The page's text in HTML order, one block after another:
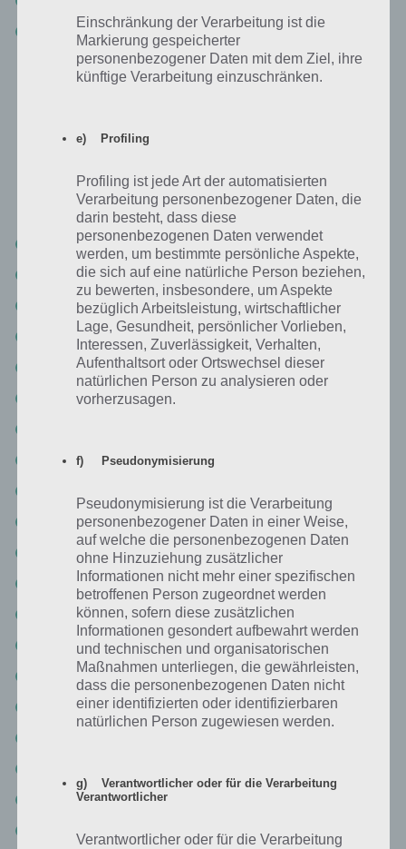
Level 5-20 Lösungen
Hier haben wir das Video Walkthrough zur Lösung von Kapitel 6. Die
http://www.youtube.com/watch?v=8fzQXt9rvN8
Level 6-1 Lösung
Level 6-2
Level 6-3 Lösung
Level 6-4 Lösung
Level 6-5 Walkthrough
Level 6-6
Level 6-8 Lösung
Level 6-10
Level 6-11 Walkthrough
Level 6-12
Level 6-13 Lösung
Level 6-14 Lösung
Level 6-15
Level 6-16
Level 6-19 Walkthrough
Level 6-20 Lösungen
Einschränkung der Verarbeitung ist die
Markierung gespeicherter
personenbezogener Daten mit dem Ziel, ihre
künftige Verarbeitung einzuschränken.
e) Profiling
Profiling ist jede Art der automatisierten
Verarbeitung personenbezogener Daten, die
darin besteht, dass diese
personenbezogenen Daten verwendet
werden, um bestimmte persönliche Aspekte,
die sich auf eine natürliche Person beziehen,
zu bewerten, insbesondere, um Aspekte
bezüglich Arbeitsleistung, wirtschaftlicher
Lage, Gesundheit, persönlicher Vorlieben,
Interessen, Zuverlässigkeit, Verhalten,
Aufenthaltsort oder Ortswechsel dieser
natürlichen Person zu analysieren oder
vorherzusagen.
f) Pseudonymisierung
Pseudonymisierung ist die Verarbeitung
personenbezogener Daten in einer Weise,
auf welche die personenbezogenen Daten
ohne Hinzuziehung zusätzlicher
Informationen nicht mehr einer spezifischen
betroffenen Person zugeordnet werden
können, sofern diese zusätzlichen
Informationen gesondert aufbewahrt werden
und technischen und organisatorischen
Maßnahmen unterliegen, die gewährleisten,
dass die personenbezogenen Daten nicht
einer identifizierten oder identifizierbaren
natürlichen Person zugewiesen werden.
g) Verantwortlicher oder für die Verarbeitung
Verantwortlicher
Verantwortlicher oder für die Verarbeitung